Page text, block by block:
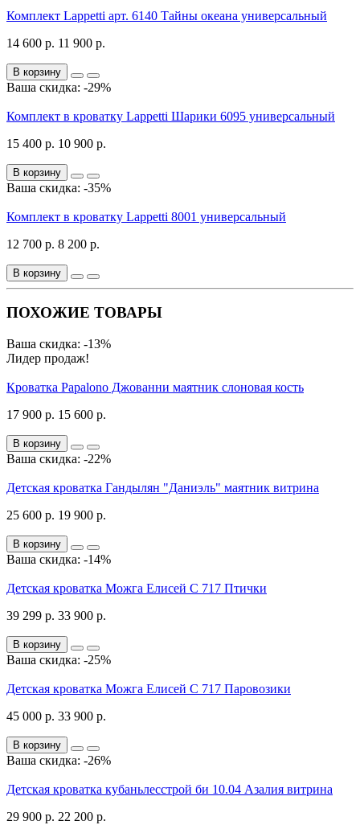
Комплект Lappetti арт. 6140 Тайны океана универсальный
14 600 р. 11 900 р.
В корзину
Ваша скидка: -29%
Комплект в кроватку Lappetti Шарики 6095 универсальный
15 400 р. 10 900 р.
В корзину
Ваша скидка: -35%
Комплект в кроватку Lappetti 8001 универсальный
12 700 р. 8 200 р.
В корзину
ПОХОЖИЕ ТОВАРЫ
Ваша скидка: -13%
Лидер продаж!
Кроватка Papalono Джованни маятник слоновая кость
17 900 р. 15 600 р.
В корзину
Ваша скидка: -22%
Детская кроватка Гандылян "Даниэль" маятник витрина
25 600 р. 19 900 р.
В корзину
Ваша скидка: -14%
Детская кроватка Можга Елисей С 717 Птички
39 299 р. 33 900 р.
В корзину
Ваша скидка: -25%
Детская кроватка Можга Елисей С 717 Паровозики
45 000 р. 33 900 р.
В корзину
Ваша скидка: -26%
Детская кроватка кубаньлесстрой би 10.04 Азалия витрина
29 900 р. 22 200 р.